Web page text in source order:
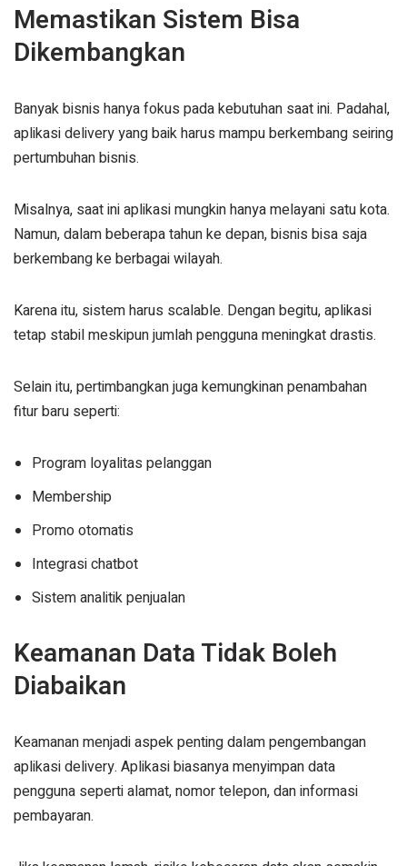
Memastikan Sistem Bisa
Dikembangkan
Banyak bisnis hanya fokus pada kebutuhan saat ini. Padahal,
aplikasi delivery yang baik harus mampu berkembang seiring
pertumbuhan bisnis.
Misalnya, saat ini aplikasi mungkin hanya melayani satu kota.
Namun, dalam beberapa tahun ke depan, bisnis bisa saja
berkembang ke berbagai wilayah.
Karena itu, sistem harus scalable. Dengan begitu, aplikasi
tetap stabil meskipun jumlah pengguna meningkat drastis.
Selain itu, pertimbangkan juga kemungkinan penambahan
fitur baru seperti:
Program loyalitas pelanggan
Membership
Promo otomatis
Integrasi chatbot
Sistem analitik penjualan
Keamanan Data Tidak Boleh
Diabaikan
Keamanan menjadi aspek penting dalam pengembangan
aplikasi delivery. Aplikasi biasanya menyimpan data
pengguna seperti alamat, nomor telepon, dan informasi
pembayaran.